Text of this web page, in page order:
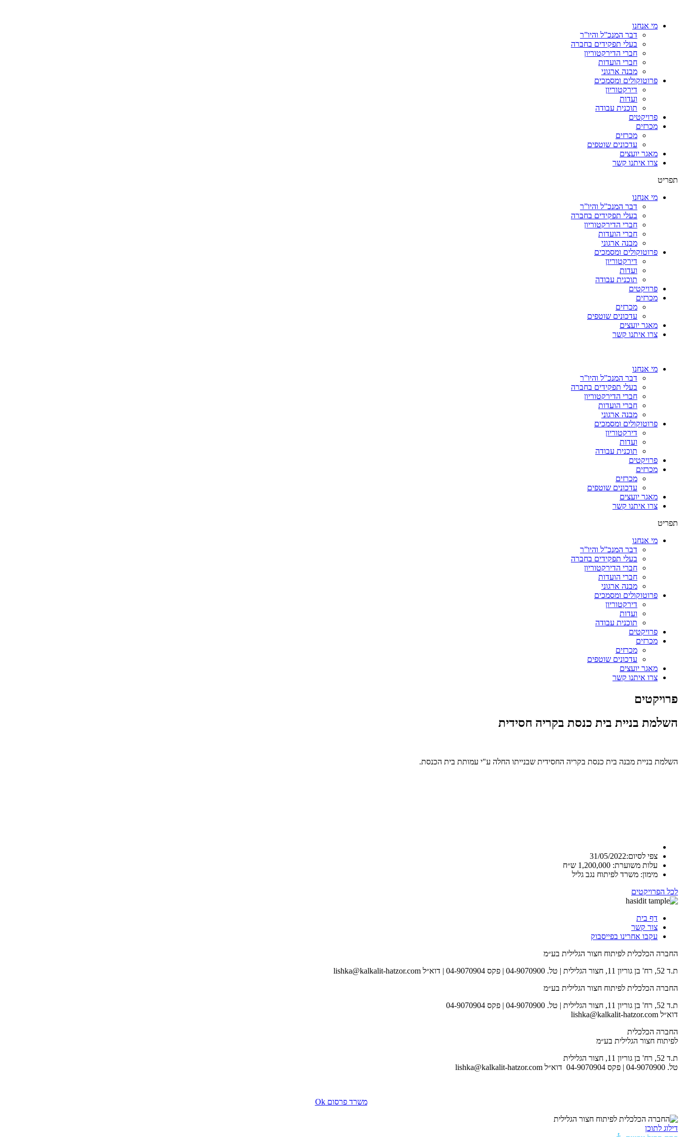
מי אנחנו
דבר המנכ”ל והיו”ר
בעלי תפקידים בחברה
חברי הדירקטוריון
חברי הועדות
מבנה ארגוני
פרוטוקולים ומסמכים
דירקטוריון
ועדות
תוכנית עבודה
פרויקטים
מכרזים
מכרזים
עדכונים שוטפים
מאגר יועצים
צרו איתנו קשר
תפריט
מי אנחנו
דבר המנכ”ל והיו”ר
בעלי תפקידים בחברה
חברי הדירקטוריון
חברי הועדות
מבנה ארגוני
פרוטוקולים ומסמכים
דירקטוריון
ועדות
תוכנית עבודה
פרויקטים
מכרזים
מכרזים
עדכונים שוטפים
מאגר יועצים
צרו איתנו קשר
מי אנחנו
דבר המנכ”ל והיו”ר
בעלי תפקידים בחברה
חברי הדירקטוריון
חברי הועדות
מבנה ארגוני
פרוטוקולים ומסמכים
דירקטוריון
ועדות
תוכנית עבודה
פרויקטים
מכרזים
מכרזים
עדכונים שוטפים
מאגר יועצים
צרו איתנו קשר
תפריט
מי אנחנו
דבר המנכ”ל והיו”ר
בעלי תפקידים בחברה
חברי הדירקטוריון
חברי הועדות
מבנה ארגוני
פרוטוקולים ומסמכים
דירקטוריון
ועדות
תוכנית עבודה
פרויקטים
מכרזים
מכרזים
עדכונים שוטפים
מאגר יועצים
צרו איתנו קשר
פרויקטים
השלמת בניית בית כנסת בקריה חסידית
השלמת בניית מבנה בית כנסת בקריה החסידית שבנייתו החלה ע"י עמותת בית הכנסת.
צפי לסיום:31/05/2022
עלות משוערת: 1,200,000 ש״ח
מימון: משרד לפיתוח נגב גליל
לכל הפרויקטים
דף בית
צור קשר
עקבו אחרינו בפייסבוק
החברה הכלכלית לפיתוח חצור הגלילית בע״מ
ת.ד 52, רח' בן גוריון 11, חצור הגלילית | טל. 04-9070900 | פקס 04-9070904 | דוא״ל lishka@kalkalit-hatzor.com
החברה הכלכלית לפיתוח חצור הגלילית בע״מ
ת.ד 52, רח' בן גוריון 11, חצור הגלילית | טל. 04-9070900 | פקס 04-9070904
דוא״ל lishka@kalkalit-hatzor.com
החברה הכלכלית
לפיתוח חצור הגלילית בע״מ
ת.ד 52, רח' בן גוריון 11, חצור הגלילית
טל. 04-9070900 | פקס 04-9070904 דוא״ל lishka@kalkalit-hatzor.com
משרד פרסום Ok
דילוג לתוכן